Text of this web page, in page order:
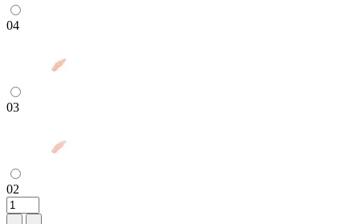
04
03
02